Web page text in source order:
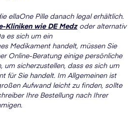
ellaOne Pille danach legal erhältlich.
Kliniken wie DE Medzoder alternativ
es sich um ein
Medikament handelt, müssen Sie
Online-Beratung einige persönliche
um sicherzustellen, dass es sich um
für Sie handelt. Im Allgemeinen ist
Aufwand leicht zu finden, sollte
Ihre Bestellung nach Ihrer